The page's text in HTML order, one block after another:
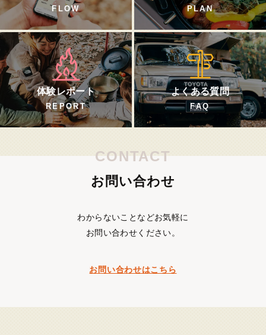
FLOW PLAN
体験レポート
REPORT
よくある質問
FAQ
CONTACT
お問い合わせ
わからないことなどお気軽に
お問い合わせください。
お問い合わせはこちら